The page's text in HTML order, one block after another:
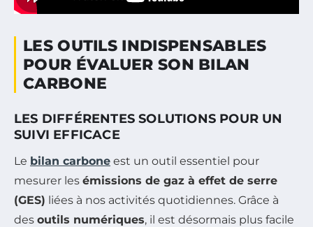
LES OUTILS INDISPENSABLES
POUR ÉVALUER SON BILAN
CARBONE
LES DIFFÉRENTES SOLUTIONS POUR UN
SUIVI EFFICACE
Le bilan carbone est un outil essentiel pour
mesurer les émissions de gaz à effet de serre
(GES) liées à nos activités quotidiennes. Grâce à
des outils numériques, il est désormais plus facile